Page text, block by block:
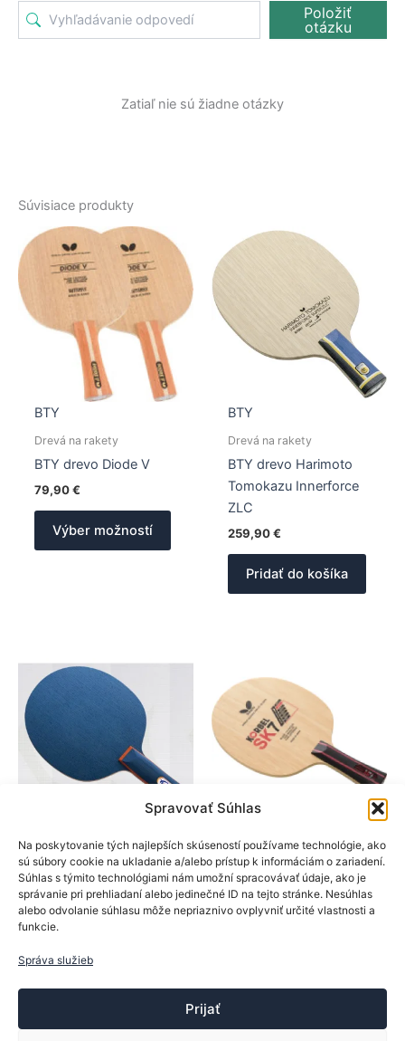
Spravovať Súhlas
Na poskytovanie tých najlepších skúseností používame technológie, ako
sú súbory cookie na ukladanie a/alebo prístup k informáciám o zariadení.
Súhlas s týmito technológiami nám umožní spracovávať údaje, ako je
správanie pri prehliadaní alebo jedinečné ID na tejto stránke. Nesúhlas
alebo odvolanie súhlasu môže nepriaznivo ovplyvniť určité vlastnosti a
funkcie.
Správa služieb
Prijať
Položiť
otázku
Zatiaľ nie sú žiadne otázky
Súvisiace produkty
BTY
Drevá na rakety
BTY drevo Diode V
79,90€
Výber možností
Tento
môžete
stránke
produktu.
BTY
Drevá na rakety
BTY drevo Harimoto
Tomokazu Innerforce
ZLC
259,90€
Pridať do košíka
Drevá na rakety
SpinLord drevo RD1
ALL+
23,90
má
Drevá na rakety
BTY drevo Korbel SK7
79,90€